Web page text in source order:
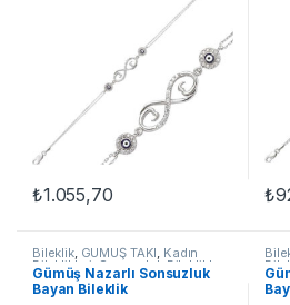
₺1.055,70 ₺
Bileklik, GÜMÜŞ TAKI, Kadın
Bileklikleri, Sonsuzluk Bileklikler
Gümüş Nazarlı Sonsuzluk
Bayan Bileklik